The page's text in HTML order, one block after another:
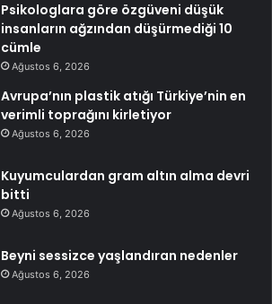
Psikologlara göre özgüveni düşük
insanların ağzından düşürmediği 10
cümle
Ağustos 6, 2026
Avrupa’nın plastik atığı Türkiye’nin en
verimli toprağını kirletiyor
Ağustos 6, 2026
Kuyumculardan gram altın alma devri
bitti
Ağustos 6, 2026
Beyni sessizce yaşlandıran nedenler
Ağustos 6, 2026